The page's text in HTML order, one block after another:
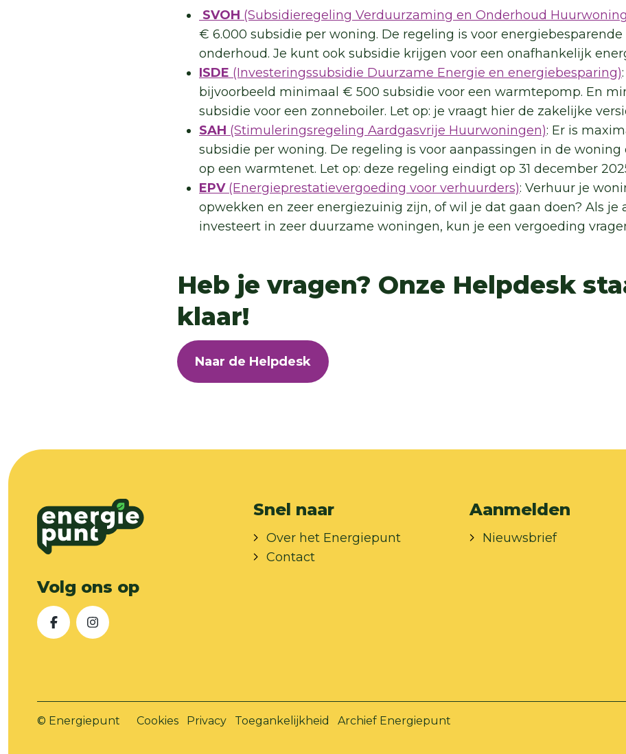
SVOH (Subsidieregeling Verduurzaming en Onderhoud
€ 6.000 subsidie per woning. De regeling is voor
onderhoud. Je kunt ook subsidie krijgen voor een onafhankelijk
ISDE (Investeringssubsidie Duurzame Energie en energiebesparing)
bijvoorbeeld minimaal € 500 subsidie voor een warmtepomp. En
subsidie voor een zonneboiler. Let op: je vraagt hier de zakelijke
SAH (Stimuleringsregeling Aardgasvrije Huurwoningen): Er is
subsidie per woning. De regeling is voor aanpassingen in de
op een warmtenet. Let op: deze regeling eindigt op 31 december
EPV(Energieprestatievergoeding voor verhuurders): Verhuur je
opwekken en zeer energiezuinig zijn, of wil je dat gaan doen? Als je
investeert in zeer duurzame woningen, kun je een vergoeding
Heb je vragen? Onze Helpdesk
klaar!
Naar de Helpdesk
Volg ons op
FacebookInstagram
Snel naar
Over het Energiepunt
Contact
Aanmelden
Nieuwsbrief
© Energiepunt Cookies Privacy Toegankelijkheid Archief Energiepunt